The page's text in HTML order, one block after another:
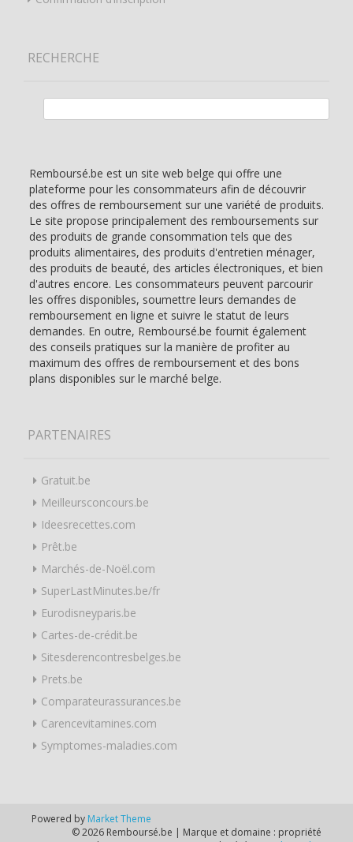
RECHERCHE
Remboursé.be est un site web belge qui offre une
plateforme pour les consommateurs afin de découvrir
des offres de remboursement sur une variété de produits.
Le site propose principalement des remboursements sur
des produits de grande consommation tels que des
produits alimentaires, des produits d'entretien ménager,
des produits de beauté, des articles électroniques, et bien
d'autres encore. Les consommateurs peuvent parcourir
les offres disponibles, soumettre leurs demandes de
remboursement en ligne et suivre le statut de leurs
demandes. En outre, Remboursé.be fournit également
des conseils pratiques sur la manière de profiter au
maximum des offres de remboursement et des bons
plans disponibles sur le marché belge.
PARTENAIRES
Gratuit.be
Meilleursconcours.be
Ideesrecettes.com
Prêt.be
Marchés-de-Noël.com
SuperLastMinutes.be/fr
Eurodisneyparis.be
Cartes-de-crédit.be
Sitesderencontresbelges.be
Prets.be
Comparateurassurances.be
Carencevitamines.com
Symptomes-maladies.com
Powered by Market Theme
© 2026 Remboursé.be | Marque et domaine : propriété